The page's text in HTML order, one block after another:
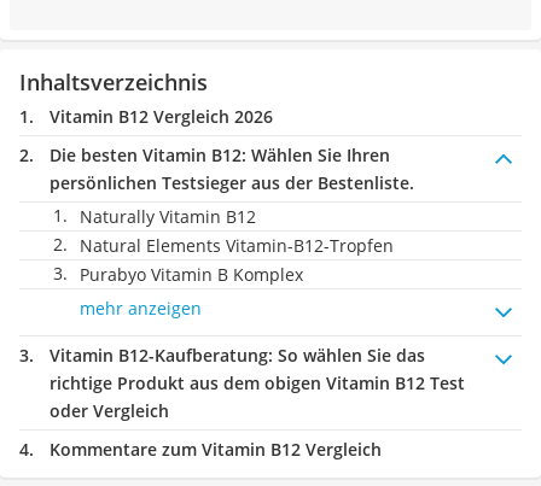
Inhaltsverzeichnis
Vitamin B12 Vergleich 2026
Die besten Vitamin B12: Wählen Sie Ihren
persönlichen Testsieger aus der Bestenliste.
Naturally Vitamin B12
Natural Elements Vitamin-B12-Tropfen
Purabyo Vitamin B Komplex
mehr anzeigen
Vitamin B12-Kaufberatung: So wählen Sie das
richtige Produkt aus dem obigen Vitamin B12 Test
oder Vergleich
Kommentare zum Vitamin B12 Vergleich